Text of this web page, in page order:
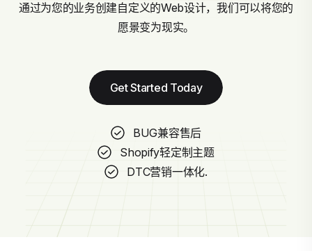
通过为您的业务创建自定义的Web设计，我们可以将您的
愿景变为现实。
Get Started Today
BUG兼容售后
Shopify轻定制主题
DTC营销一体化.